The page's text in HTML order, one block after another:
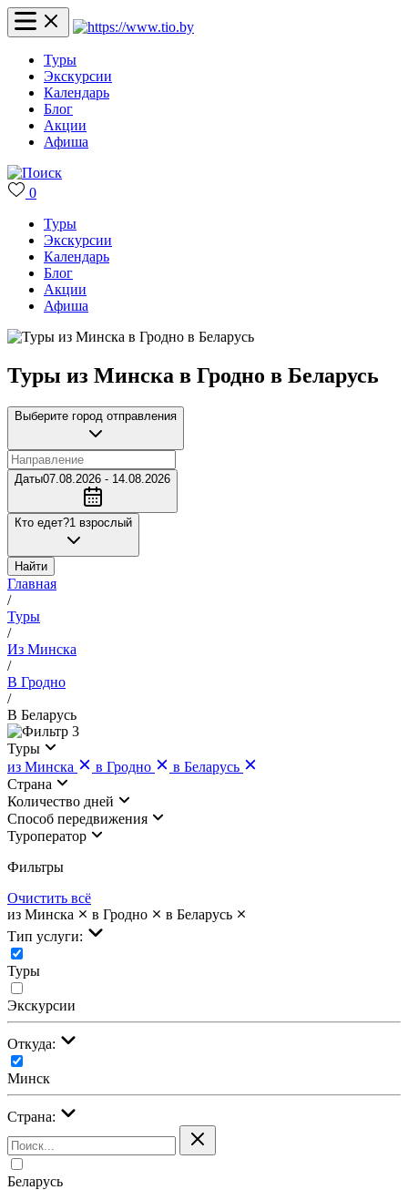
Туры
Экскурсии
Календарь
Блог
Акции
Афиша
0
Туры
Экскурсии
Календарь
Блог
Акции
Афиша
Туры из Минска в Гродно в Беларусь
Выберите город отправления
Даты07.08.2026 - 14.08.2026
Кто едет?1 взрослый
Найти
Главная
/
Туры
/
Из Минска
/
В Гродно
/
В Беларусь
3
Туры
из Минска
в Гродно
в Беларусь
Страна
Количество дней
Cпособ передвижения
Туроператор
Фильтры
Очистить всё
из Минска
в Гродно
в Беларусь
Тип услуги:
Туры
Экскурсии
Откуда:
Минск
Страна:
Беларусь